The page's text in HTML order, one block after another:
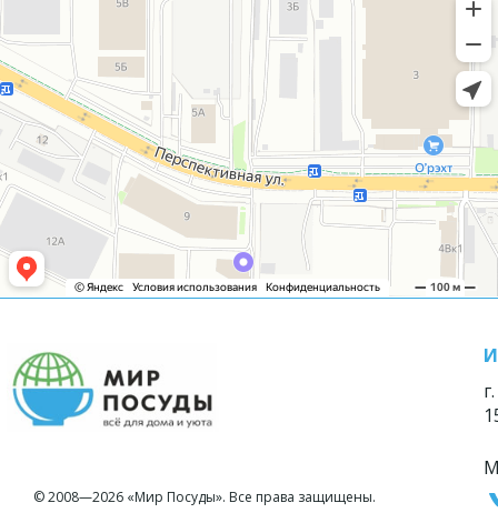
© 2008—2026 «Мир Посуды». Все права защищены.